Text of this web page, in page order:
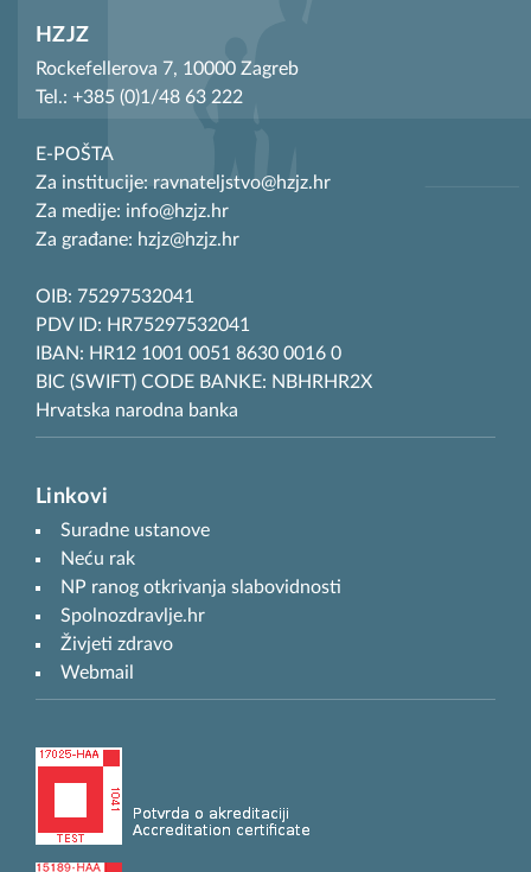
HZJZ
Rockefellerova 7, 10000 Zagreb
Tel.: +385 (0)1/48 63 222
E-POŠTA
Za institucije: ravnateljstvo@hzjz.hr
Za medije: info@hzjz.hr
Za građane: hzjz@hzjz.hr
OIB: 75297532041
PDV ID: HR75297532041
IBAN: HR12 1001 0051 8630 0016 0
BIC (SWIFT) CODE BANKE: NBHRHR2X
Hrvatska narodna banka
Linkovi
Suradne ustanove
Neću rak
NP ranog otkrivanja slabovidnosti
Spolnozdravlje.hr
Živjeti zdravo
Webmail